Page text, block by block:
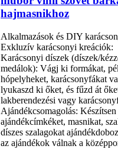
hajmasnikhoz
Alkalmazások és DIY
Exkluzív karácsonyi kreációk:
Karácsonyi díszek (díszek/
medálok): Vágj ki formákat,
hópelyheket, karácsonyfákat
lyukaszd ki őket, és fűzd át
lakberendezési vagy
Ajándékcsomagolás:
ajándékcímkéket, masnikat,
díszes szalagokat
az ajándékok válnak a